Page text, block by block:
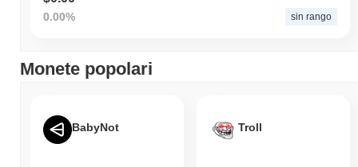
0.00% sin rango
Monete popolari
BabyNot Troll